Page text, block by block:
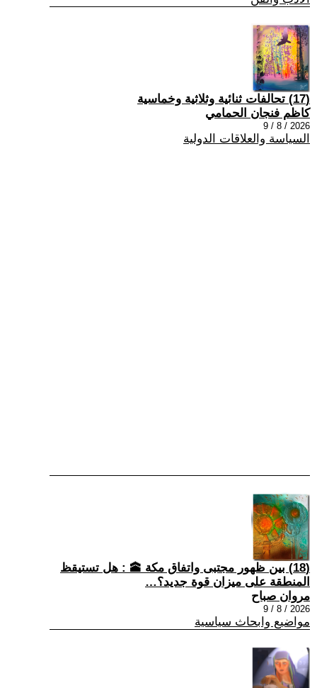
(17) تحالفات ثنائية وثلاثية وخماسية
كاظم فنجان الحمامي
2026 / 8 / 9
السياسة والعلاقات الدولية
(18) بين ظهور مجتبى واتفاق مكة 🕋 : هل تستيقظ
المنطقة على ميزان قوة جديد؟…
مروان صباح
2026 / 8 / 9
مواضيع وابحاث سياسية